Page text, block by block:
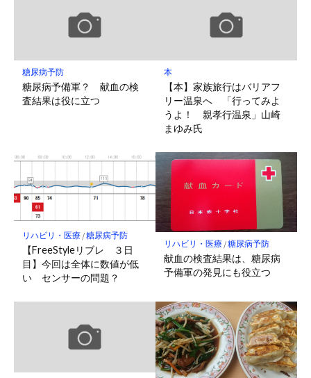
糖尿病予防
糖尿病予備軍？ 献血の検
査結果は役に立つ
本
【本】家族旅行はバリアフ
リー温泉へ 「行ってみよ
うよ！ 親孝行温泉」山崎
まゆみ氏
リハビリ・医療/糖尿病予防
【FreeStyleリブレ ３日
目】今回は全体に数値が低
い センサーの問題？
リハビリ・医療/糖尿病予防
献血の検査結果は、糖尿病
予備軍の発見にも役立つ